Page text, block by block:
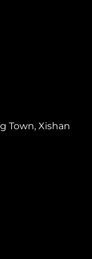
Town, Xishan